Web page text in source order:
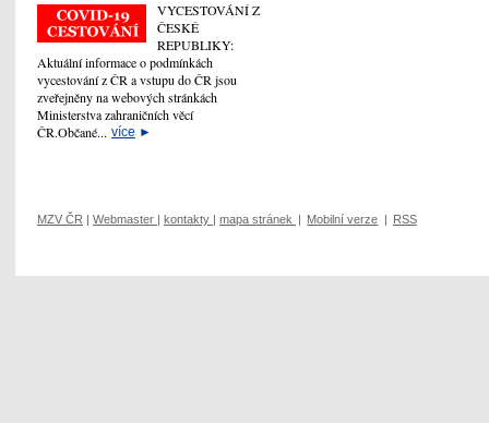
VYCESTOVÁNÍ Z
ČESKÉ
REPUBLIKY:
Aktuální informace o podmínkách
vycestování z ČR a vstupu do ČR jsou
zveřejněny na webových stránkách
Ministerstva zahraničních věcí
ČR.Občané... více ►
MZV ČR | Webmaster | kontakty | mapa stránek | Mobilní verze | RSS